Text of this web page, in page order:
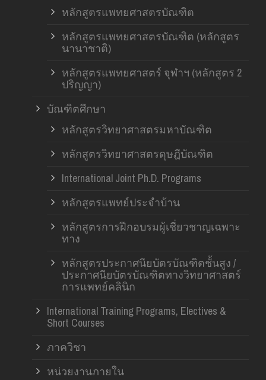
หลักสูตรแพทยศาสตรบัณฑิต
หลักสูตรแพทยศาสตรบัณฑิต (หลักสูตร
นานาชาติ)
หลักสูตรแพทยศาสตร์ จุฬาฯ (หลักสูตร 2
ปริญญา)
บัณฑิตศึกษา
หลักสูตรวิทยาศาสตรมหาบัณฑิต
หลักสูตรวิทยาศาสตรดุษฎีบัณฑิต
International Joint Ph.D. Programs
หลักสูตรแพทย์ประจำบ้าน
หลักสูตรการฝึกอบรมผู้เชี่ยวชาญเฉพาะ
ทาง
หลักสูตรประกาศนียบัตรบัณฑิตชั้นสูง /
ประกาศนียบัตรบัณฑิตทางวิทยาศาสตร์
การแพทย์คลินิก
International Training Programs, Electives &
Short Courses
ภาควิชา
หน่วยงานภายใน